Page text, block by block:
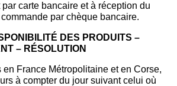
carte bancaire et à réception du
par chèque bancaire.
DES PRODUITS –
– RÉSOLUTION
en France Métropolitaine et en Corse,
à compter du jour suivant celui où